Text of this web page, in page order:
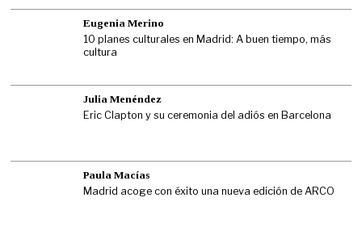
Eugenia Merino
10 planes culturales en Madrid: A buen tiempo, más
cultura
Julia Menéndez
Eric Clapton y su ceremonia del adiós en Barcelona
Paula Macías
Madrid acoge con éxito una nueva edición de ARCO